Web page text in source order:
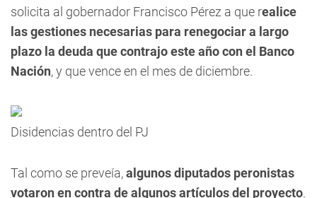
solicita al gobernador Francisco Pérez a que realice
las gestiones necesarias para renegociar a largo
plazo la deuda que contrajo este año con el Banco
Nación, y que vence en el mes de diciembre.
Disidencias dentro del PJ
Tal como se preveía,algunos diputados peronistas
votaron en contra de algunos artículos del proyecto.